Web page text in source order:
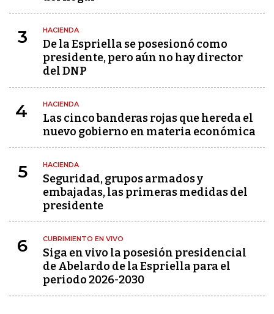
3 HACIENDA
De la Espriella se posesionó como
presidente, pero aún no hay director
del DNP
4 HACIENDA
Las cinco banderas rojas que hereda el
nuevo gobierno en materia económica
5 HACIENDA
Seguridad, grupos armados y
embajadas, las primeras medidas del
presidente
6 CUBRIMIENTO EN VIVO
Siga en vivo la posesión presidencial
de Abelardo de la Espriella para el
periodo 2026-2030